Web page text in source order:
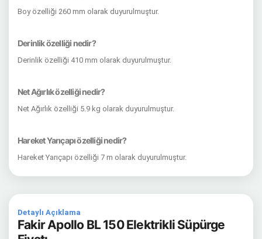
Boy özelliği 260 mm olarak duyurulmuştur.
Derinlik özelliği nedir?
Derinlik özelliği 410 mm olarak duyurulmuştur.
Net Ağırlık özelliği nedir?
Net Ağırlık özelliği 5.9 kg olarak duyurulmuştur.
Hareket Yarıçapı özelliği nedir?
Hareket Yarıçapı özelliği 7 m olarak duyurulmuştur.
Detaylı Açıklama
Fakir Apollo BL 150 Elektrikli Süpürge